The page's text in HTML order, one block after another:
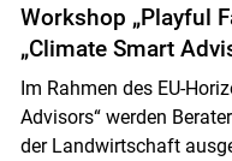
Workshop „Playful
„Climate Smart
Im Rahmen des EU-
Advisors“ werden
der Landwirtschaft